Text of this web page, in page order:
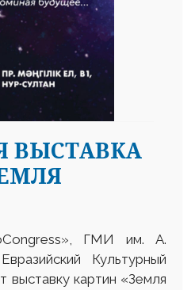
ВЫСТАВКА
ГМИ им. А.
Культурный
выставку картин «Земля